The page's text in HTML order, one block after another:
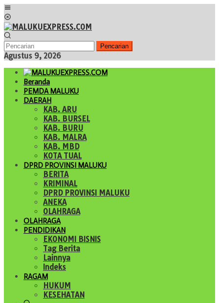
Loncat
ke
konten
Pencarian
Agustus 9, 2026
Beranda
PEMDA MALUKU
DAERAH
KAB. ARU
KAB. BURSEL
KAB. BURU
KAB. MALRA
KAB. MBD
KOTA TUAL
DPRD PROVINSI MALUKU
BERITA
KRIMINAL
DPRD PROVINSI MALUKU
ANEKA
OLAHRAGA
OLAHRAGA
PENDIDIKAN
EKONOMI BISNIS
Tag Berita
Lainnya
Indeks
RAGAM
HUKUM
KESEHATAN